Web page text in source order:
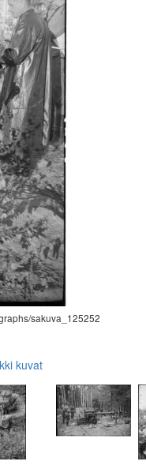
sakuva_125252
kuvat